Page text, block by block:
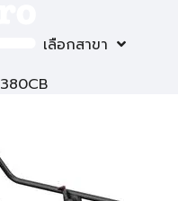
เลือกสาขา